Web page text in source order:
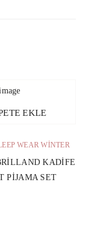
EKLE
WEAR WINTER
KADIFE
PIJAMA SET